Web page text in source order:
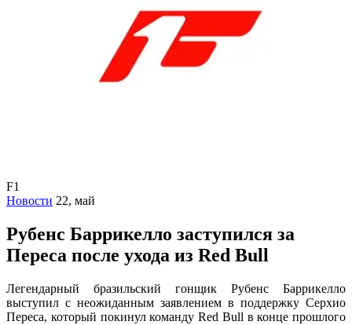
F1
Новости 22, май
Рубенс Баррикелло заступился за
Переса после ухода из Red Bull
Легендарный бразильский гонщик Рубенс Баррикелло
выступил с неожиданным заявлением в поддержку Серхио
Переса, который покинул команду Red Bull в конце прошлого